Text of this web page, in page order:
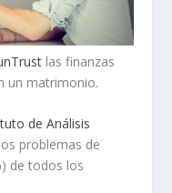
las finanzas
un matrimonio.
de Análisis
problemas de
de todos los